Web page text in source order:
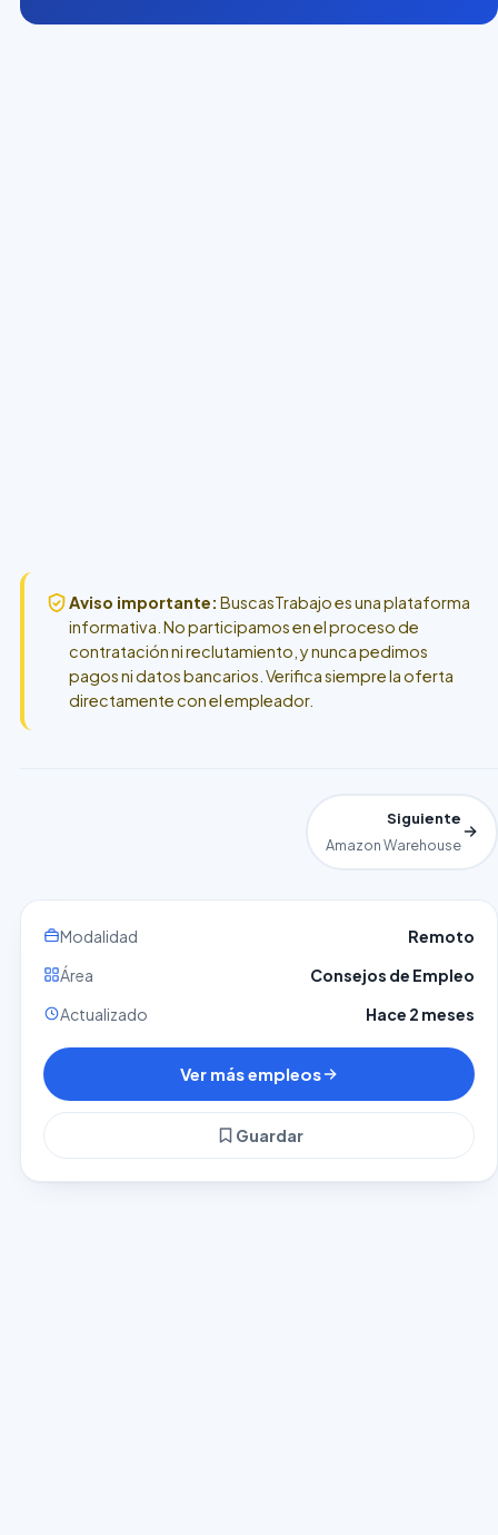
Aviso importante: BuscasTrabajo es una plataforma
informativa. No participamos en el proceso de
contratación ni reclutamiento, y nunca pedimos
pagos ni datos bancarios. Verifica siempre la oferta
directamente con el empleador.
Siguiente
Amazon Warehouse
Modalidad
Remoto
Área
Consejos de Empleo
Actualizado
Hace 2 meses
Ver más empleos
Guardar